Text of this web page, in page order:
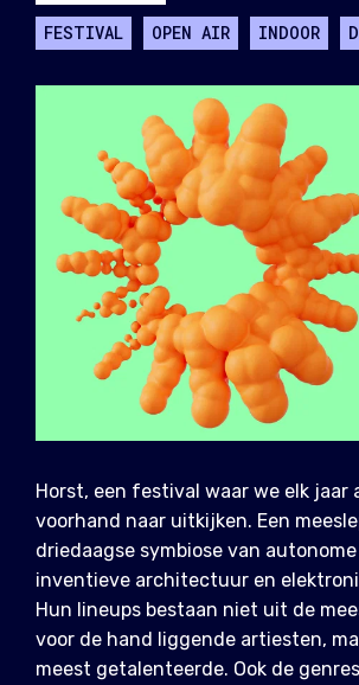
FESTIVAL OPEN AIR INDOOR
Horst, een festival waar we elk jaar
voorhand naar uitkijken. Een
driedaagse symbiose van
inventieve architectuur en
Hun lineups bestaan niet uit de
voor de hand liggende artiesten,
meest getalenteerde. Ook de